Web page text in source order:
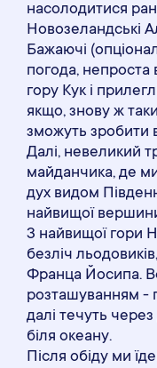
насолодитися
Новозеландські
Бажаючі
погода, непроста
гору Кук і
якщо, знову ж
зможуть зробити
Далі, невеликий
майданчика, де
дух видом
найвищої
З найвищої гори
безліч
Франца Йосипа.
розташуванням -
далі течуть
біля океану.
Після обіду ми